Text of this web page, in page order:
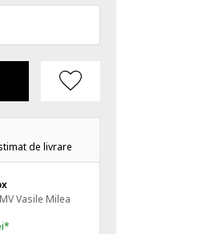
de livrare
Vasile Milea